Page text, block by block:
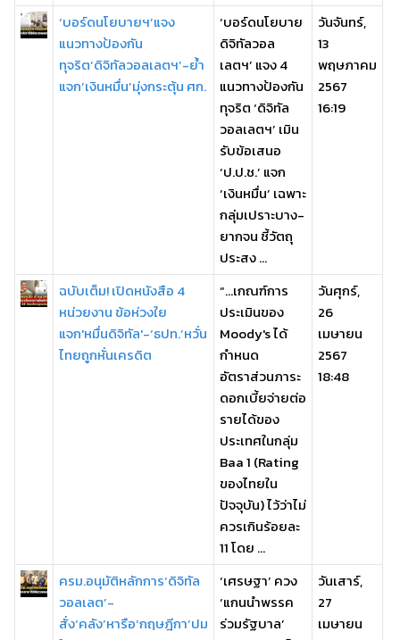
‘บอร์ดนโยบายฯ’แจง
แนวทางป้องกัน
ทุจริต‘ดิจิทัลวอลเลตฯ’-ย้ำ
แจก‘เงินหมื่น’มุ่งกระตุ้น ศก.
‘บอร์ดนโยบาย
ดิจิทัลวอล
เลตฯ’ แจง 4
แนวทางป้องกัน
ทุจริต ‘ดิจิทัล
วอลเลตฯ’ เมิน
รับข้อเสนอ
‘ป.ป.ช.’ แจก
‘เงินหมื่น’ เฉพาะ
กลุ่มเปราะบาง-
ยากจน ชี้วัตถุ
ประสง ...
วันจันทร์,
13
พฤษภาคม
2567
16:19
ฉบับเต็ม! เปิดหนังสือ 4
หน่วยงาน ข้อห่วงใย
แจก'หมื่นดิจิทัล'-‘ธปท.’หวั่น
ไทยถูกหั่นเครดิต
“…เกณฑ์การ
ประเมินของ
Moody's ได้
กำหนด
อัตราส่วนภาระ
ดอกเบี้ยจ่ายต่อ
รายได้ของ
ประเทศในกลุ่ม
Baa 1 (Rating
ของไทยใน
ปัจจุบัน) ไว้ว่าไม่
ควรเกินร้อยละ
11 โดย ...
วันศุกร์,
26
เมษายน
2567
18:48
ครม.อนุมัติหลักการ‘ดิจิทัล
วอลเลต’-
สั่ง‘คลัง’หารือ‘กฤษฎีกา’ปม
‘เศรษฐา’ ควง
‘แกนนำพรรค
ร่วมรัฐบาล’
วันเสาร์,
27
เมษายน